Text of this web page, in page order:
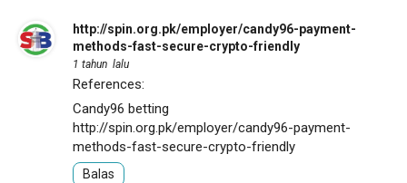
http://spin.org.pk/employer/candy96-payment-
methods-fast-secure-crypto-friendly
1 tahun lalu
References:
Candy96 betting
http://spin.org.pk/employer/candy96-payment-
methods-fast-secure-crypto-friendly
Balas